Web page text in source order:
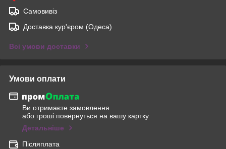
Самовивіз
Доставка кур'єром (Одеса)
Всі умови доставки
Умови оплати
Ви отримаєте замовлення
або гроші повернуться на вашу картку
Детальніше
Післяплата